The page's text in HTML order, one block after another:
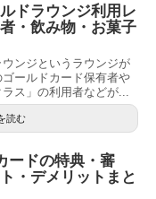
ドラウンジ利用レ
・飲み物・お菓子
ンジというラウンジが
ールドカード保有者や
ス」の利用者などが...
読む
ードの特典・審
・デメリットまと